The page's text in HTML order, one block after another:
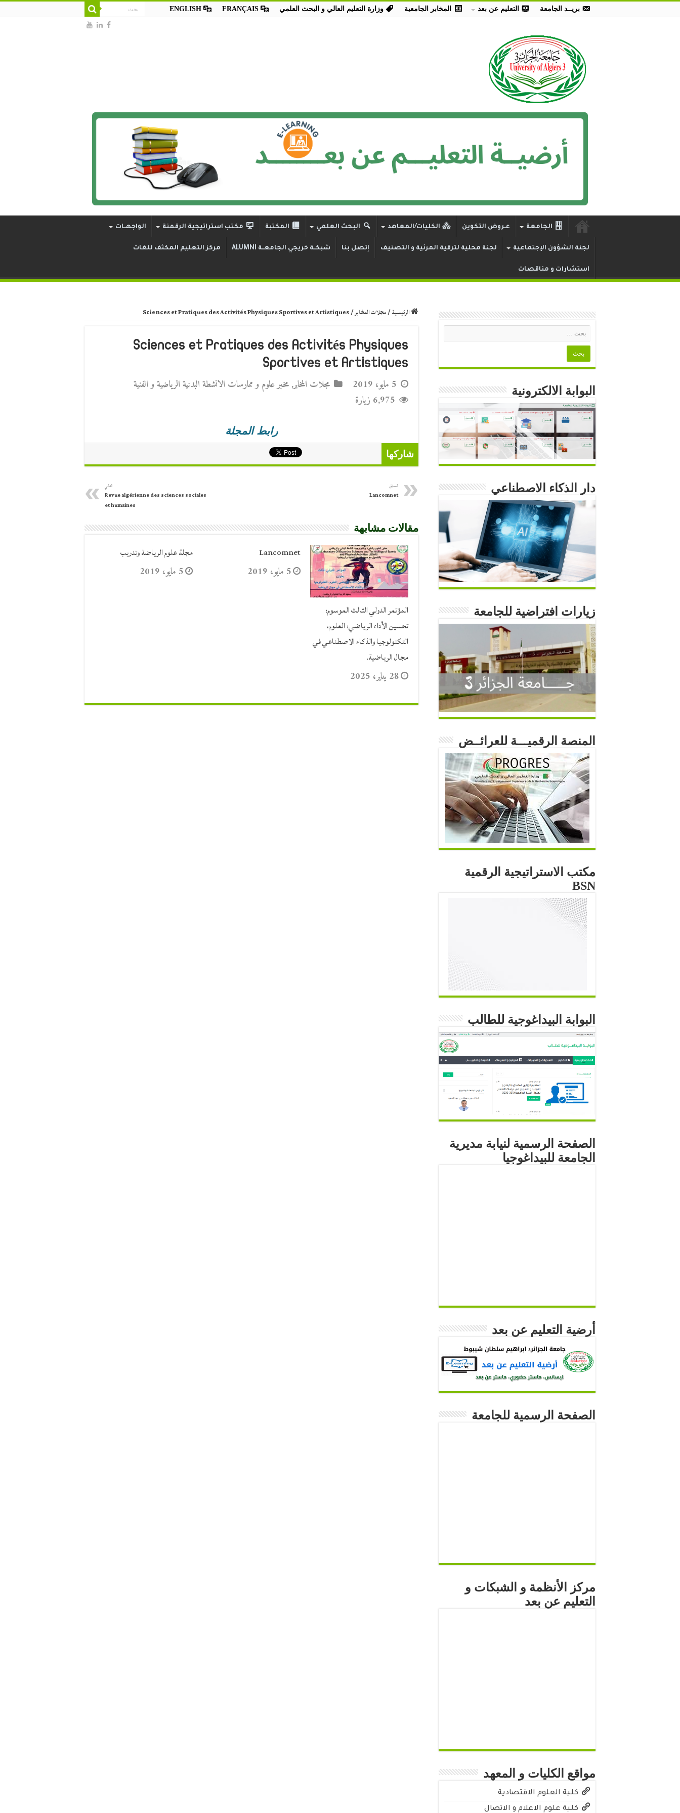
بريــد الجامعة التعليم عن بعد المخابر الجامعية وزارة التعليم العالي و البحث العلمي FRANÇAIS
ENGLISH
الجامعة عـروض التكوين الكليات/المعاهد البحث العلمي المكتبة مكتب استراتيجية الرقمنة الواجهــات
لجنة الشؤون الإجتماعية لجنة محلية لترقية المرئية و التصنيف إتصل بنا شبكــة خريجي الجامعــة ALUMNI مركز التعليم المكثف للغات
استشارات و مناقصات
الرئيسية/مجلات المخابر/
Sciences et Pratiques des Activités Physiques Sportives et Artistiques
Sciences et Pratiques des Activités Physiques
Sportives et Artistiques
5 مايو، 2019 مجلات المخابر,مخبر علوم و ممارسات الانشطة البدنية الرياضية و الفنية
6,975 زيارة
رابط المجلة
شاركها
السابق
Lancomnet
التالي
Revue algérienne des sciences sociales
et humaines
مقالات مشابهة
المؤتمر الدولي الثالث الموسوم:
تحسين الأداء الرياضي: العلوم،
التكنولوجيا والذكاء الاصطناعي في
مجال الرياضية.
28 يناير، 2025
Lancomnet
5 مايو، 2019
مجلة علوم الرياضة وتدريب
5 مايو، 2019
البوابة الالكترونية
دار الذكاء الاصطناعي
زيارات افتراضية للجامعة
المنصة الرقميـــة للعرائــض
مكتب الاستراتيجية الرقمية
BSN
البوابة البيداغوجية للطالب
الصفحة الرسمية لنيابة مديرية
الجامعة للبيداغوجيا
أرضية التعليم عن بعد
الصفحة الرسمية للجامعة
مركز الأنظمة و الشبكات و
التعليم عن بعد
مواقع الكليات و المعهد
كلية العلوم الاقتصادية
كلية علوم الاعلام و الاتصال